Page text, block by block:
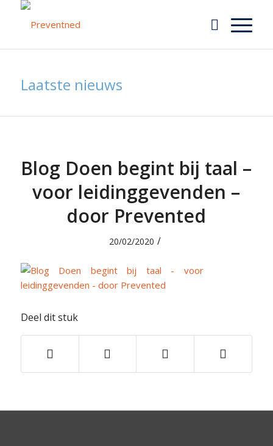
Laatste nieuws
Blog Doen begint bij taal –
voor leidinggevenden –
door Prevented
20/02/2020 /
Deel dit stuk